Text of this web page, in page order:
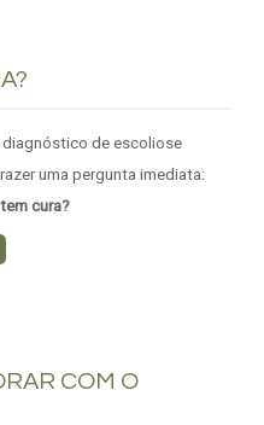
diagnóstico de escoliose
uma pergunta imediata:
cura?
COM O